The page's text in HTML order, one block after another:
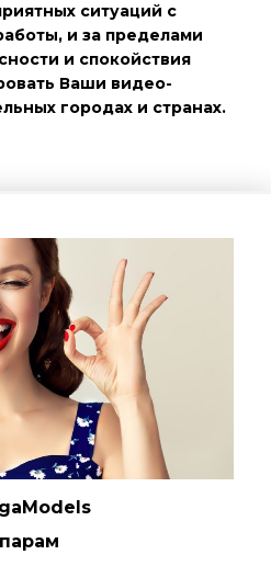
ситуаций с
и за пределами
и спокойствия
Ваши видео-
городах и странах.
парам